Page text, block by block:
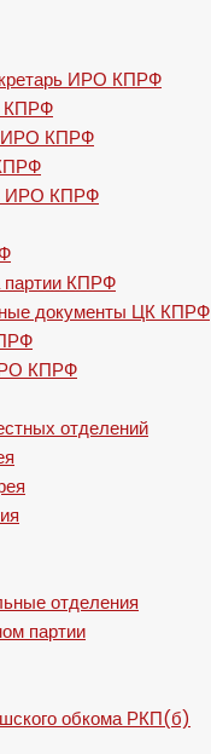
ИРО КПРФ
КПРФ
ИРО КПРФ
ИРО КПРФ
партии КПРФ
документы ЦК КПРФ
КПРФ
отделений
отделения
партии
обкома РКП(б)